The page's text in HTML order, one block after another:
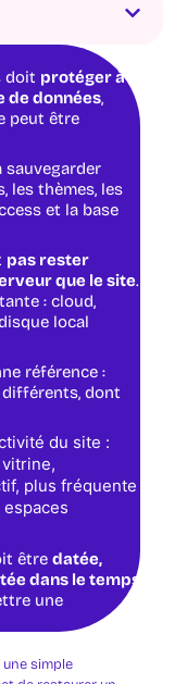
doit protéger à
de données,
peut être
sauvegarder
les thèmes, les
et la base
pas rester
que le site.
: cloud,
local
référence :
dont
du site :
plus fréquente
être datée,
dans le temps
une
simple